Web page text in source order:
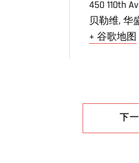
450 110th
贝勒维, 华
+ 谷歌地图
下